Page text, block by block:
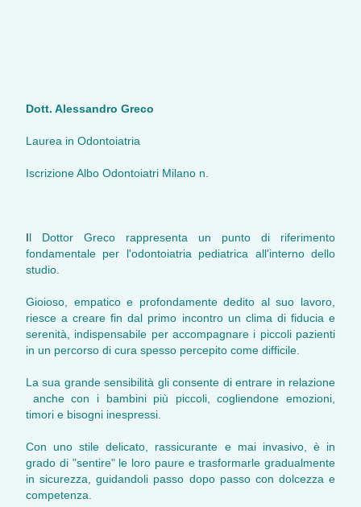
Dott. Alessandro Greco
Laurea in Odontoiatria
Iscrizione Albo Odontoiatri Milano n.
Il Dottor Greco rappresenta un punto di riferimento
fondamentale per l'odontoiatria pediatrica all'interno dello
studio.
Gioioso, empatico e profondamente dedito al suo lavoro,
riesce a creare fin dal primo incontro un clima di fiducia e
serenità, indispensabile per accompagnare i piccoli pazienti
in un percorso di cura spesso percepito come difficile.
La sua grande sensibilità gli consente di entrare in relazione
anche con i bambini più piccoli, cogliendone emozioni,
timori e bisogni inespressi.
Con uno stile delicato, rassicurante e mai invasivo, è in
grado di "sentire" le loro paure e trasformarle gradualmente
in sicurezza, guidandoli passo dopo passo con dolcezza e
competenza.